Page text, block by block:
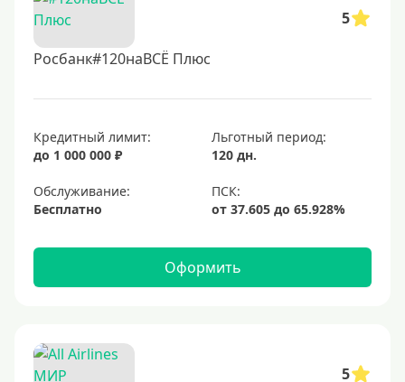
5
Росбанк#120наВСЁ Плюс
Кредитный лимит:
до 1 000 000 ₽
Льготный период:
120 дн.
Обслуживание:
Бесплатно
Оформить
5